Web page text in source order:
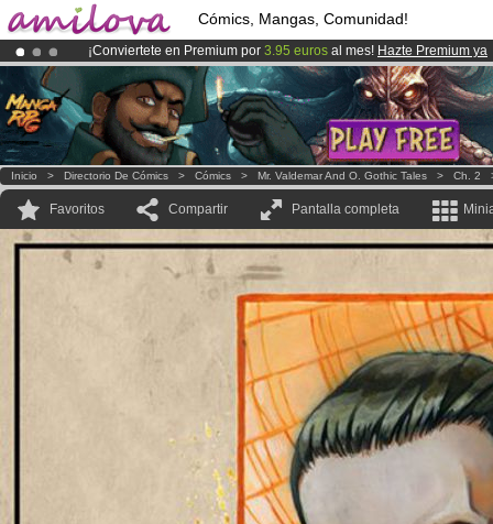
Cómics, Mangas, Comunidad!
¡Conviertete en Premium por 3.95 euros al mes! Hazte Premium ya
¡El Kickstarter Amilova está desormado lanzado!.
¡Ya tenemos 100000miembrosy 1000 Cómics y Mangas!.
Inicio > Directorio De Cómics > Cómics > Mr. Valdemar And O. Gothic Tales > Ch. 2
Favoritos Compartir Pantalla completa